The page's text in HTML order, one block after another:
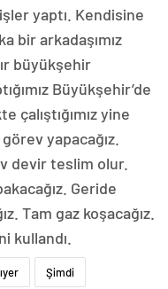
yaptı. Kendisine
bir arkadaşımız
büyükşehir
Büyükşehir’de
çalıştığımız yine
yapacağız.
devir teslim olur.
Geride
Tam gaz koşacağız.
kullandı.
Şimdi